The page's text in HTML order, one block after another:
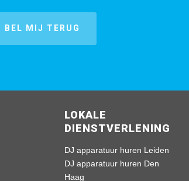
BEL MIJ TERUG
LOKALE
DIENSTVERLENING
DJ apparatuur huren Leiden
DJ apparatuur huren Den
Haag